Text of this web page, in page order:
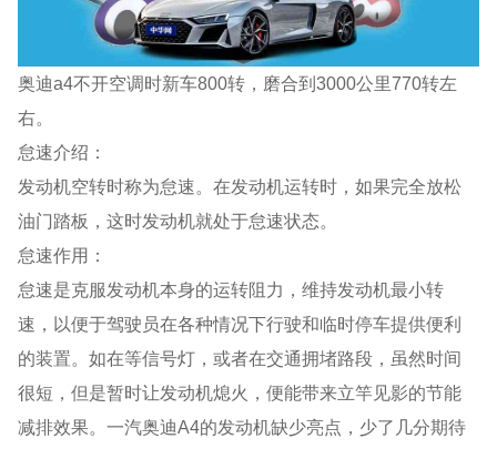
奥迪a4不开空调时新车800转，磨合到3000公里770转左
右。
怠速介绍：
发动机空转时称为怠速。在发动机运转时，如果完全放松
油门踏板，这时发动机就处于怠速状态。
怠速作用：
怠速是克服发动机本身的运转阻力，维持发动机最小转
速，以便于驾驶员在各种情况下行驶和临时停车提供便利
的装置。如在等信号灯，或者在交通拥堵路段，虽然时间
很短，但是暂时让发动机熄火，便能带来立竿见影的节能
减排效果。一汽奥迪A4的发动机缺少亮点，少了几分期待